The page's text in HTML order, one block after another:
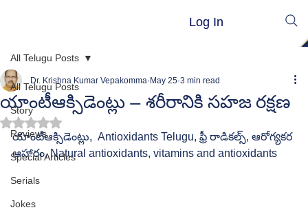
Log In
All Telugu Posts
Story
Reviews
Special Articles
Serials
Jokes
All Telugu Posts
యాంటీఆక్సిడెంట్లు — శరీరానికి సహజ రక్షణ
Dr. Krishna Kumar Vepakomma May 25 3 min read
Rated NaN out of 5 stars.
యాంటీఆక్సిడెంట్లు,  Antioxidants Telugu, ఫ్రీ రాడికల్స్, ఆరోగ్యకర
ఆహారం, Natural antioxidants, vitamins and antioxidants